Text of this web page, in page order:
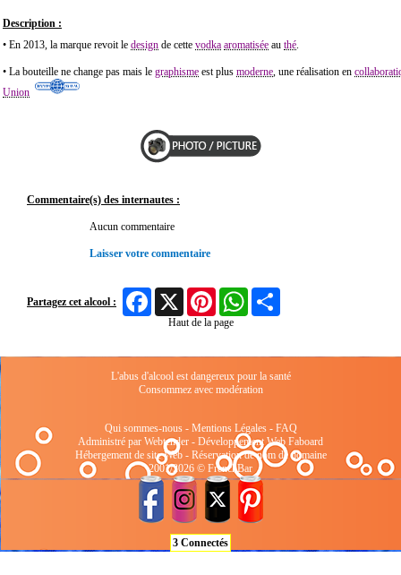
Description :
• En 2013, la marque revoit le design de cette vodka aromatisée au thé
• La bouteille ne change pas mais le graphisme est plus moderne , une réalisation en
Union
Commentaire(s) des internautes :
Aucun commentaire
Laisser votre commentaire
Partagez cet alcool :
Facebook
X PinterestWhatsApp
Haut de la page
L'abus d'alcool est dangereux pour la santé
Consommez avec modération
Qui sommes-nous- Mentions Légales- FAQ
Administré par Webtender - Développement Web Faboard
Hébergement de site Web- Réservation de nom de domaine
2001/2026 © FrenchBar
3 Connectés